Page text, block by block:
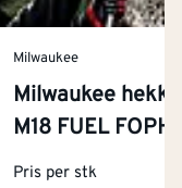
Milwaukee
Milwaukee
M18 FUEL
Pris per stk